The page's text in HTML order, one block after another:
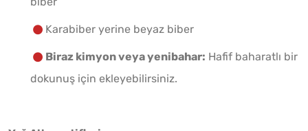
Karabiber yerine beyaz biber
Biraz kimyon veya yenibahar: Hafif baharatlı bir
dokunuş için ekleyebilirsiniz.